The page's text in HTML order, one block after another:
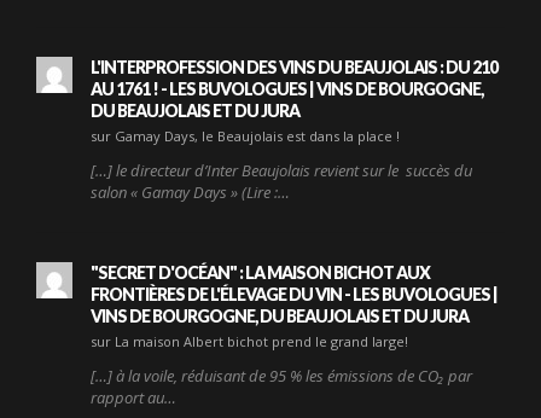
L'INTERPROFESSION DES VINS DU BEAUJOLAIS : DU 210
AU 1761 ! - LES BUVOLOGUES | VINS DE BOURGOGNE,
DU BEAUJOLAIS ET DU JURA
sur Gamay Days, le Beaujolais est dans la place !
[…] le directeur d’Inter Beaujolais revient sur le succès du
salon « Gamay Days » (Lire :…
"SECRET D'OCÉAN" : LA MAISON BICHOT AUX
FRONTIÈRES DE L'ÉLEVAGE DU VIN - LES BUVOLOGUES |
VINS DE BOURGOGNE, DU BEAUJOLAIS ET DU JURA
sur La maison Albert bichot prend le grand large!
[…] à la voile, réduisant de 95 % les émissions de CO₂ par
rapport au…